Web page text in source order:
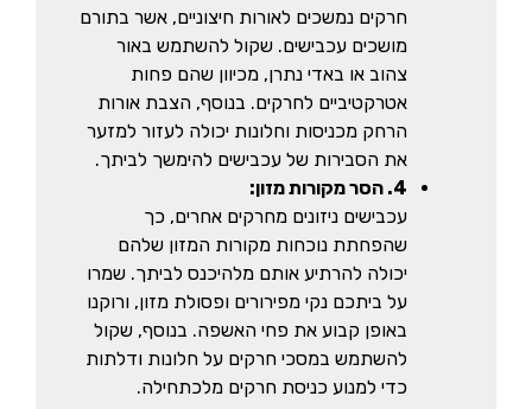
חרקים נמשכים לאורות חיצוניים, אשר בתורם
מושכים עכבישים. שקול להשתמש באור
צהוב או באדי נתרן, מכיוון שהם פחות
אטרקטיביים לחרקים. בנוסף, הצבת אורות
הרחק מכניסות וחלונות יכולה לעזור למזער
את הסבירות של עכבישים להימשך לביתך.
4. הסר מקורות מזון:
עכבישים ניזונים מחרקים אחרים, כך
שהפחתת נוכחות מקורות המזון שלהם
יכולה להרתיע אותם מלהיכנס לביתך. שמרו
על ביתכם נקי מפירורים ופסולת מזון, ורוקנו
באופן קבוע את פחי האשפה. בנוסף, שקול
להשתמש במסכי חרקים על חלונות ודלתות
כדי למנוע כניסת חרקים מלכתחילה.